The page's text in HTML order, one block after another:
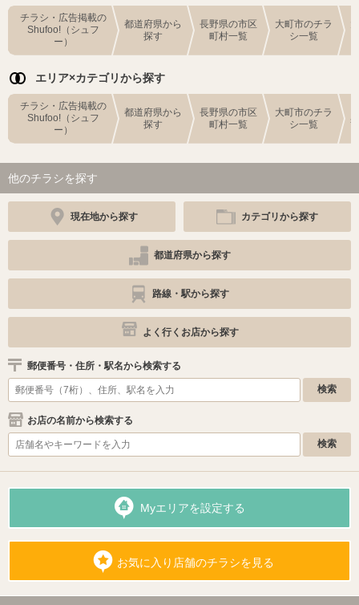
チラシ・広告掲載の
Shufoo!（シュフ
ー）
都道府県から
探す
長野県の市区
町村一覧
大町市のチラ
シ一覧
エリア×カテゴリから探す
チラシ・広告掲載の
Shufoo!（シュフ
ー）
都道府県から
探す
長野県の市区
町村一覧
大町市のチラ
シ一覧
他のチラシを探す
現在地から探す カテゴリから探す
都道府県から探す
路線・駅から探す
よく行くお店から探す
郵便番号・住所・駅名から検索する
お店の名前から検索する
Myエリアを設定する
お気に入り店舗のチラシを見る